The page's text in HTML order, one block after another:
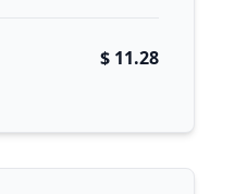
$ 11.28